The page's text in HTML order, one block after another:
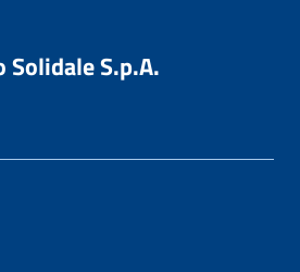
Solidale S.p.A.